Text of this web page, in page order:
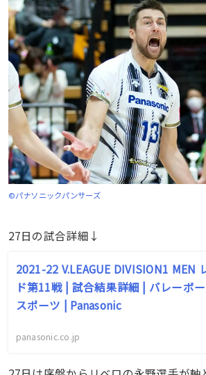
©パナソニックパンサーズ
27日の試合詳細↓
2021-22 V.LEAGUE DIVISION1 MEN
ド第11戦 | 試合結果詳細 | バレーボ
スポーツ | Panasonic
panasonic.co.jp